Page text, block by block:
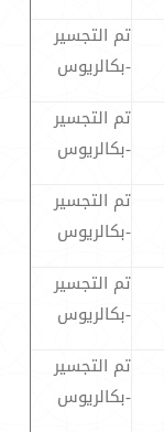
تم التجسير
-بكالريوس
تم التجسير
-بكالريوس
تم التجسير
-بكالريوس
تم التجسير
-بكالريوس
تم التجسير
-بكالريوس